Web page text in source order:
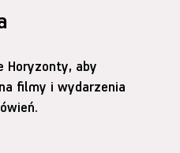
Horyzonty, aby
filmy i wydarzenia